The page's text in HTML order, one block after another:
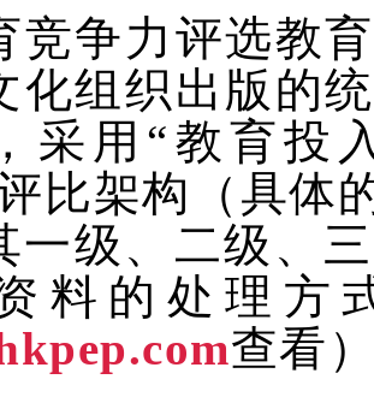
竞争力评选教
化组织出版的
采用“教育
比架构（具体
一级、二级、
料的处理方
查看